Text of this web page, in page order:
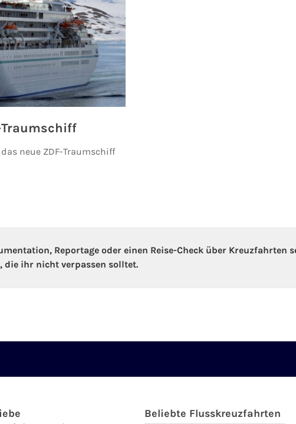
Traumschiff
neue ZDF-Traumschiff
Reportage oder einen Reise-Check über Kreuzfahrten
die ihr nicht verpassen solltet.
Beliebte Flusskreuzfahrten